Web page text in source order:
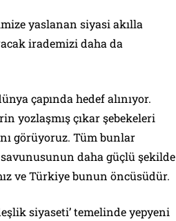
yaslanan siyasi akılla
irademizi daha da
çapında hedef alınıyor.
yozlaşmış çıkar şebekeleri
görüyoruz. Tüm bunlar
daha güçlü şekilde
ve Türkiye bunun öncüsüdür.
siyaseti’ temelinde yepyeni